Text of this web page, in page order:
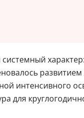
интенсивного
для